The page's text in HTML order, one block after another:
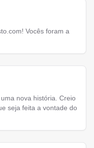
Vocês foram a
nova história. Creio
seja feita a vontade do